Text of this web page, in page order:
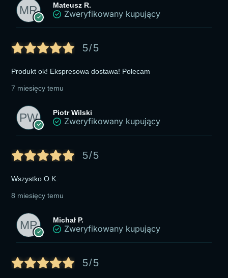
Mateusz R.
Zweryfikowany kupujący
5/5
Produkt ok! Ekspresowa dostawa! Polecam
7 miesięcy temu
Piotr Wilski
Zweryfikowany kupujący
5/5
Wszystko O.K.
8 miesięcy temu
Michał P.
Zweryfikowany kupujący
5/5